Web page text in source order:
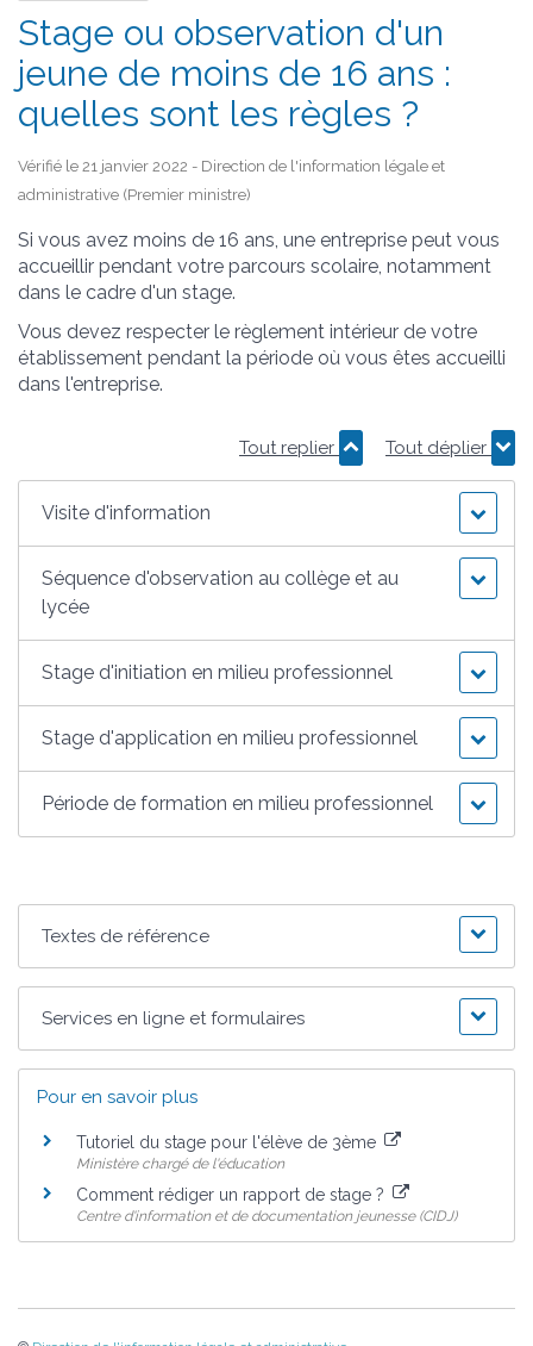
Stage ou observation d'un
jeune de moins de 16 ans :
quelles sont les règles ?
Vérifié le 21 janvier 2022 - Direction de l'information légale et
administrative (Premier ministre)
Si vous avez moins de 16 ans, une entreprise peut vous
accueillir pendant votre parcours scolaire, notamment
dans le cadre d'un stage.
Vous devez respecter le règlement intérieur de votre
établissement pendant la période où vous êtes accueilli
dans l'entreprise.
Tout replier Tout déplier
Visite d'information
Séquence d'observation au collège et au
lycée
Stage d'initiation en milieu professionnel
Stage d'application en milieu professionnel
Période de formation en milieu professionnel
Textes de référence
Services en ligne et formulaires
Pour en savoir plus
Tutoriel du stage pour l'élève de 3ème
Ministère chargé de l'éducation
Comment rédiger un rapport de stage ?
Centre d'information et de documentation jeunesse (CIDJ)